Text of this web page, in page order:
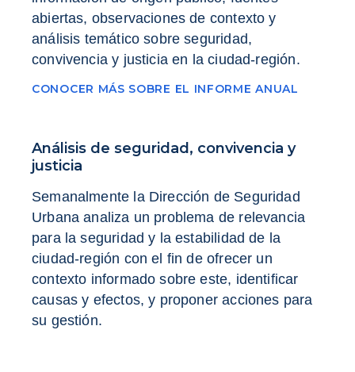
abiertas, observaciones de contexto y
análisis temático sobre seguridad,
convivencia y justicia en la ciudad-región.
CONOCER MÁS SOBRE EL INFORME ANUAL
Análisis de seguridad, convivencia y
justicia
Semanalmente la Dirección de Seguridad
Urbana analiza un problema de relevancia
para la seguridad y la estabilidad de la
ciudad-región con el fin de ofrecer un
contexto informado sobre este, identificar
causas y efectos, y proponer acciones para
su gestión.